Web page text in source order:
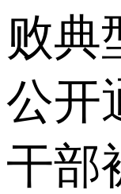
败典
公开
干部